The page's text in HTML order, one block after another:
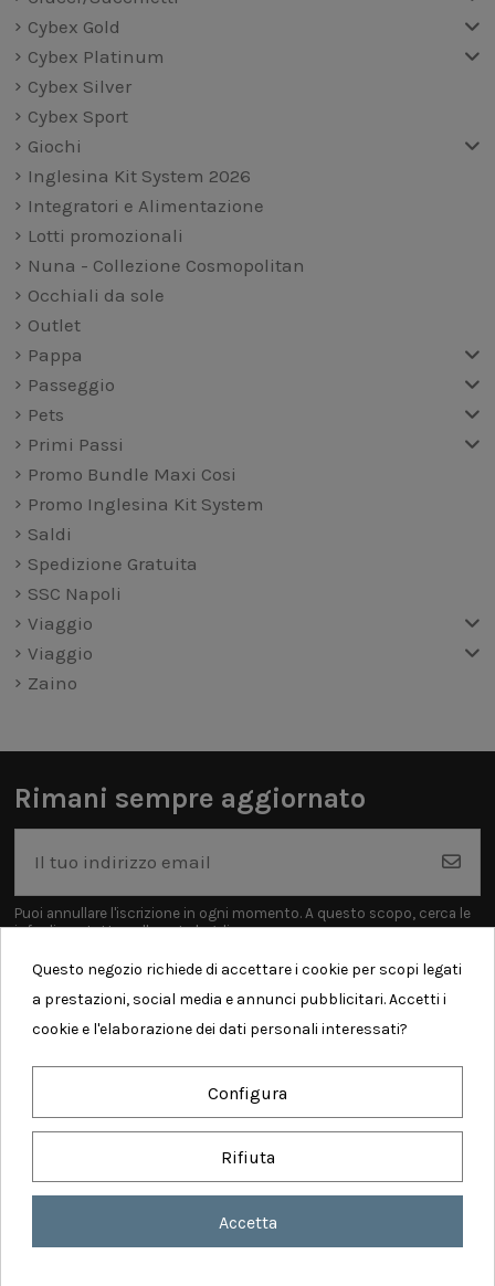
Cybex Gold
Cybex Platinum
Cybex Silver
Cybex Sport
Giochi
Inglesina Kit System 2026
Integratori e Alimentazione
Lotti promozionali
Nuna - Collezione Cosmopolitan
Occhiali da sole
Outlet
Pappa
Passeggio
Pets
Primi Passi
Promo Bundle Maxi Cosi
Promo Inglesina Kit System
Saldi
Spedizione Gratuita
SSC Napoli
Viaggio
Viaggio
Zaino
Rimani sempre aggiornato
Puoi annullare l'iscrizione in ogni momento. A questo scopo, cerca le
info di contatto nelle note legali.
Questo negozio richiede di accettare i cookie per scopi legati
a prestazioni, social media e annunci pubblicitari. Accetti i
cookie e l'elaborazione dei dati personali interessati?
Configura
Rifiuta
Accetta